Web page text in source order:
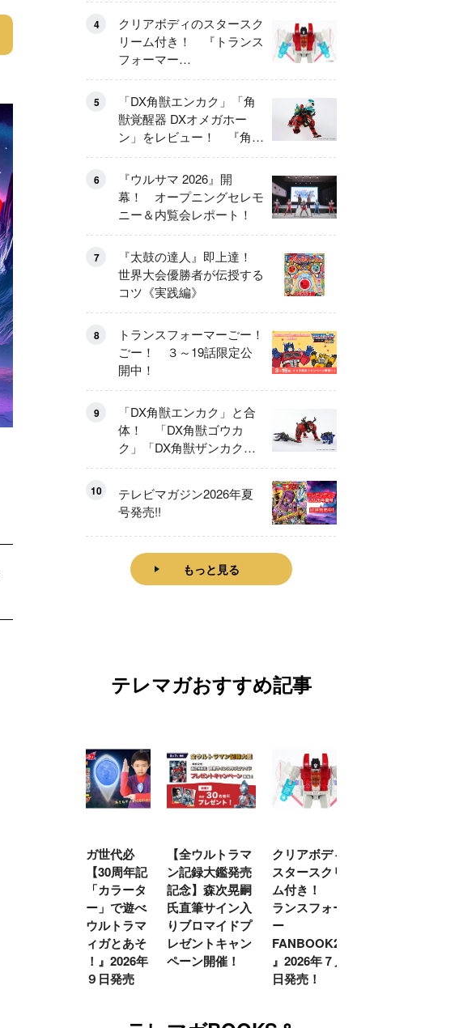
4
クリアボディのスタースク
リーム付き！ 『トランス
フォーマー
FANBOOK2026』2026年
７月31日発売！
5
「DX角獣エンカク」「角
獣覚醒器 DXオメガホー
ン」をレビュー！ 『角醒
ハンター オメガホーン』
の玩具展開がスタート！
6
『ウルサマ 2026』開
幕！ オープニングセレモ
ニー＆内覧会レポート！
7
『太鼓の達人』即上達！
世界大会優勝者が伝授する
コツ《実践編》
8
トランスフォーマーごー！
ごー！ ３～19話限定公
開中！
9
「DX角獣エンカク」と合
体！ 「DX角獣ゴウカ
ク」「DX角獣ザンカク」
をレビュー！
10
テレビマガジン2026年夏
号発売!!
もっと見る
テレマガおすすめ記事
ティガ世代必
見！【30周年記
念】「カラータ
イマー」で遊べ
る『ウルトラマ
ンティガとあそ
ぼう！』2026年
７月９日発売
【全ウルトラマ
ン記録大鑑発売
記念】森次晃嗣
氏直筆サイン入
りブロマイドプ
レゼントキャン
ペーン開催！
クリアボディの
スタースクリー
ム付き！ 『ト
ランスフォーマ
ー
FANBOOK2026
』2026年７月31
日発売！